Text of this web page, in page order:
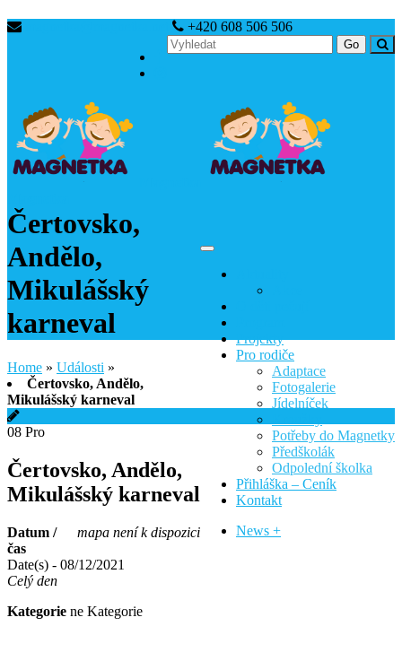
+420 608 506 506
Menu
Projekty
Pro rodiče
Adaptace
Fotogalerie
Jídelníček
Potřeby do Magnetky
Předškolák
Odpolední školka
Přihláška – Ceník
Kontakt
News +
Čertovsko,
Andělo,
Mikulášský
karneval
Home » Události »
Čertovsko, Andělo,
Mikulášský karneval
08 Pro
Čertovsko, Andělo,
Mikulášský karneval
mapa není k dispozici
Datum /
čas
Date(s) - 08/12/2021
Celý den
Kategorie ne Kategorie